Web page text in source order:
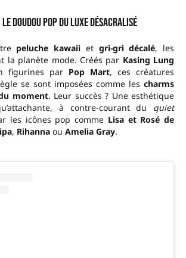
le doudou pop du luxe désacralisé
peluche kawaii et gri-gri décalé, les
la planète mode. Créés par Kasing Lung
figurines par Pop Mart, ces créatures
se sont imposées comme les charms
moment. Leur succès ? Une esthétique
à contre-courant du quiet
les icônes pop comme Lisa et Rosé de
, Rihanna ou Amelia Gray.